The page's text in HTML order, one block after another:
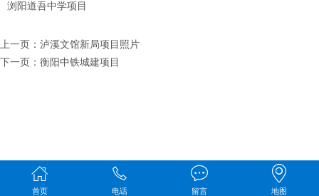
浏阳道吾中学项目
上一页： 泸溪文馆新局项目照片
下一页： 衡阳中铁城建项目
首页 电话 留言 地图